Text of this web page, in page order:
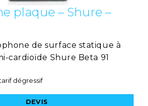
plaque – Shure –
de surface statique à
cardioïde Shure Beta 91
dégressif
DEVIS